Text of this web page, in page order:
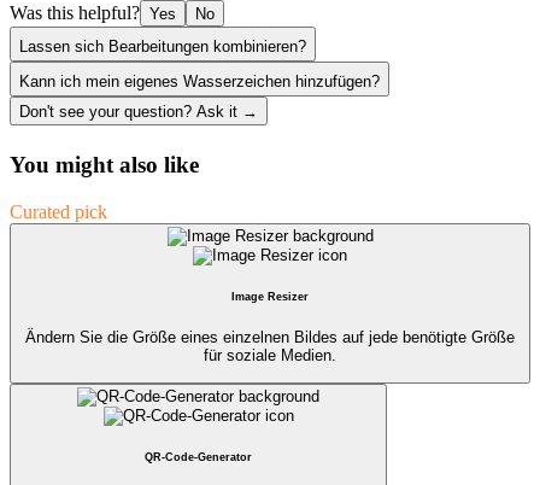
Was this helpful? Yes
No
Lassen sich Bearbeitungen kombinieren?
Kann ich mein eigenes Wasserzeichen hinzufügen?
Don't see your question? Ask it →
You might also like
Curated pick
Image Resizer
Ändern Sie die Größe eines einzelnen Bildes auf jede benötigte Größe
für soziale Medien.
QR-Code-Generator